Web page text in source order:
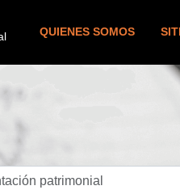
QUIENES SOMOS